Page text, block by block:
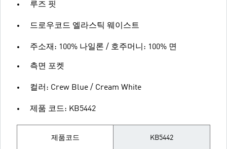
루즈 핏
드로우코드 엘라스틱 웨이스트
주소재: 100% 나일론 / 호주머니: 100% 면
측면 포켓
컬러: Crew Blue / Cream White
제품 코드: KB5442
제품코드 KB5442